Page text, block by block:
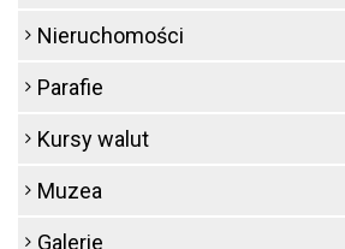
Nieruchomości
Parafie
Kursy walut
Muzea
Galerie